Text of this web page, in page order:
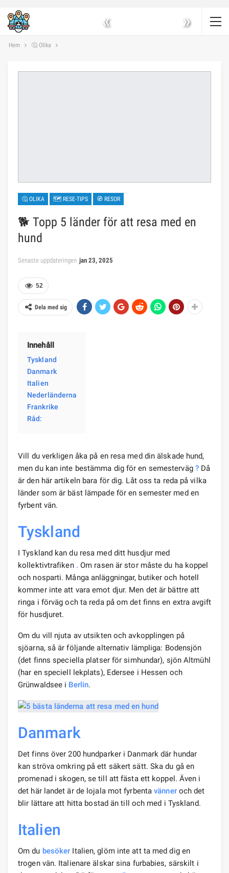
« »
Hem 🤔 Olika
🤔 OLIKA 🗺 RESE-TIPS 🧭 RESOR
🐕 Topp 5 länder för att resa med en
hund
Senaste uppdateringen jan 23, 2025
52
Dela med sig
Innehåll
Tyskland
Danmark
Italien
Nederländerna
Frankrike
Råd:
Vill du verkligen åka på en resa med din älskade hund,
men du kan inte bestämma dig för en semesterväg ?Då
är den här artikeln bara för dig. Låt oss ta reda på vilka
länder som är bäst lämpade för en semester med en
fyrbent vän.
Tyskland
I Tyskland kan du resa med ditt husdjur med
kollektivtrafiken . Om rasen är stor måste du ha koppel
och nosparti. Många anläggningar, butiker och hotell
kommer inte att vara emot djur. Men det är bättre att
ringa i förväg och ta reda på om det finns en extra avgift
för husdjuret.
Om du vill njuta av utsikten och avkopplingen på
sjöarna, så är följande alternativ lämpliga: Bodensjön
(det finns speciella platser för simhundar), sjön Altmühl
(har en speciell lekplats), Edersee i Hessen och
Grünwaldsee i Berlin.
Danmark
Det finns över 200 hundparker i Danmark där hundar
kan ströva omkring på ett säkert sätt. Ska du gå en
promenad i skogen, se till att fästa ett koppel. Även i
det här landet är de lojala mot fyrbentavänneroch det
blir lättare att hitta bostad än till och med i Tyskland.
Italien
Om du besöker Italien, glöm inte att ta med dig en
trogen vän. Italienare älskar sina furbabies, särskilt i